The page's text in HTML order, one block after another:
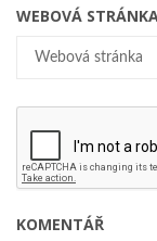
WEBOVÁ
KOMENTÁŘ